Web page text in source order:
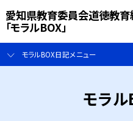
愛知県教育委員会道徳教育
「モラルBOX」
モラルBOX日記メニュー
モラ